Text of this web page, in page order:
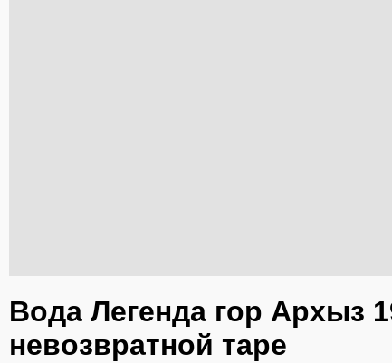
Вода Легенда гор Архыз
невозвратной таре